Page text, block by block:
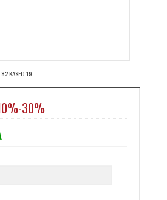
82 KASEO 19
30%